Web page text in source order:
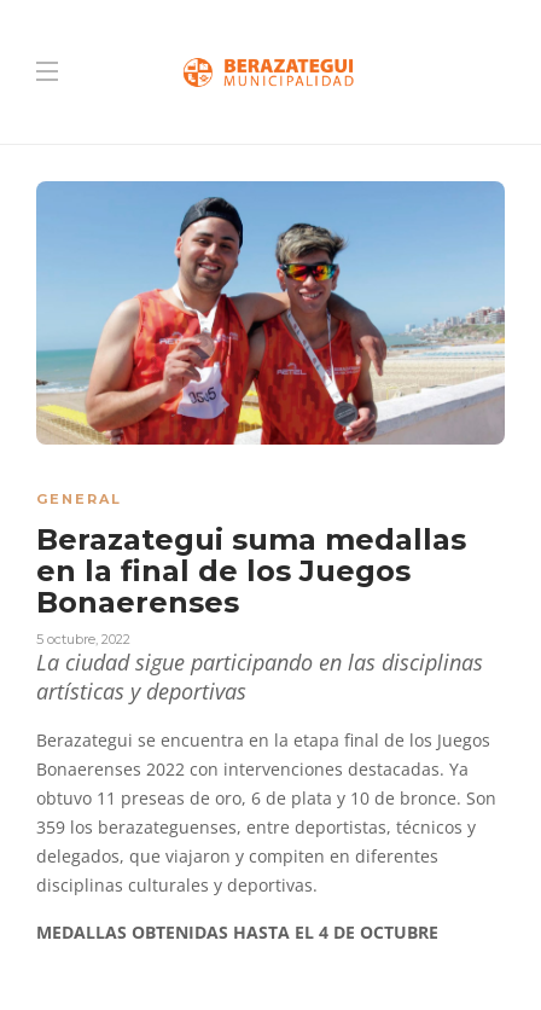
GENERAL
Berazategui suma medallas
en la final de los Juegos
Bonaerenses
5 octubre, 2022
La ciudad sigue participando en las disciplinas
artísticas y deportivas
Berazategui se encuentra en la etapa final de los Juegos
Bonaerenses 2022 con intervenciones destacadas. Ya
obtuvo 11 preseas de oro, 6 de plata y 10 de bronce. Son
359 los berazateguenses, entre deportistas, técnicos y
delegados, que viajaron y compiten en diferentes
disciplinas culturales y deportivas.
MEDALLAS OBTENIDAS HASTA EL 4 DE OCTUBRE